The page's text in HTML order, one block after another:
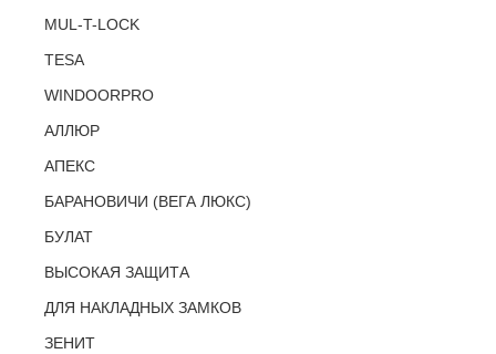
MUL-T-LOCK
TESA
WINDOORPRO
АЛЛЮР
АПЕКС
БАРАНОВИЧИ (ВЕГА ЛЮКС)
БУЛАТ
ВЫСОКАЯ ЗАЩИТА
ДЛЯ НАКЛАДНЫХ ЗАМКОВ
ЗЕНИТ